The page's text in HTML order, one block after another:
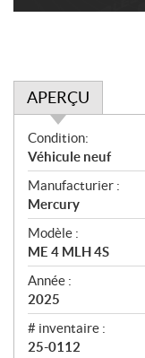
APERÇU
A
p
e
r
ç
u
Condition:
Véhicule neuf
Manufacturier :
Mercury
Modèle :
ME 4 MLH 4S
Année :
2025
# inventaire :
25-0112